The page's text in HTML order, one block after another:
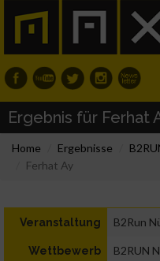
Ergebnis für Ferhat
Home Ergebnisse
Ferhat Ay
Veranstaltung B2Run
Wettbewerb B2RUN